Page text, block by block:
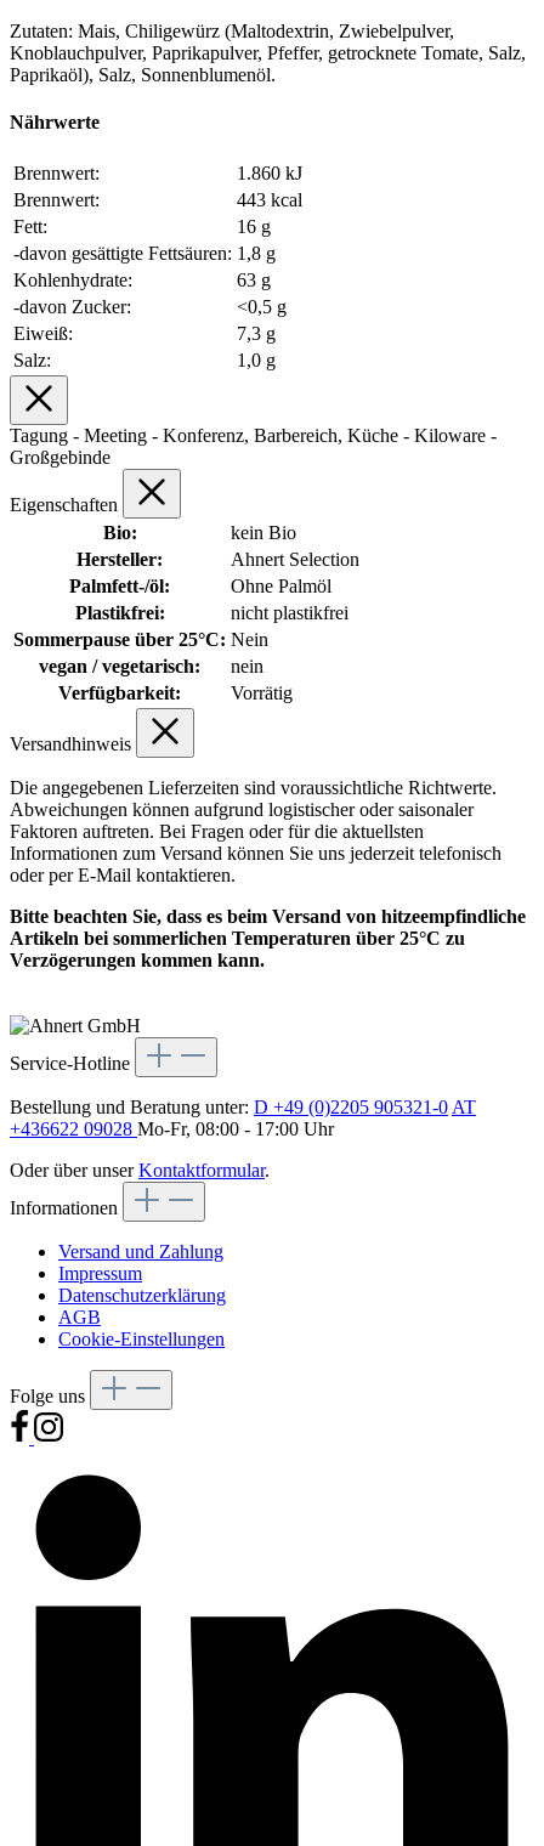
Zutaten: Mais, Chiligewürz (Maltodextrin, Zwiebelpulver,
Knoblauchpulver, Paprikapulver, Pfeffer, getrocknete Tomate, Salz,
Paprikaöl), Salz, Sonnenblumenöl.
Nährwerte
Brennwert:
1.860 kJ
Brennwert:
443 kcal
Fett:
16 g
-davon gesättigte Fettsäuren: 1,8 g
Kohlenhydrate:
63 g
-davon Zucker:
<0,5 g
Eiweiß:
7,3 g
Salz:
1,0 g
Tagung - Meeting - Konferenz, Barbereich, Küche - Kiloware -
Großgebinde
Eigenschaften
Bio:
kein Bio
Hersteller:
Ahnert Selection
Palmfett-/öl:
Ohne Palmöl
Plastikfrei:
nicht plastikfrei
Sommerpause über 25°C: Nein
vegan / vegetarisch:
nein
Verfügbarkeit:
Vorrätig
Versandhinweis
Die angegebenen Lieferzeiten sind voraussichtliche Richtwerte.
Abweichungen können aufgrund logistischer oder saisonaler
Faktoren auftreten. Bei Fragen oder für die aktuellsten
Informationen zum Versand können Sie uns jederzeit telefonisch
oder per E-Mail kontaktieren.
Bitte beachten Sie, dass es beim Versand von hitzeempfindliche
Artikeln bei sommerlichen Temperaturen über 25°C zu
Verzögerungen kommen kann.
Service-Hotline
Bestellung und Beratung unter: D +49 (0)2205 905321-0 AT
+436622 09028 Mo-Fr, 08:00 - 17:00 Uhr
Oder über unserKontaktformular.
Informationen
Versand und Zahlung
Impressum
Datenschutzerklärung
AGB
Cookie-Einstellungen
Folge uns